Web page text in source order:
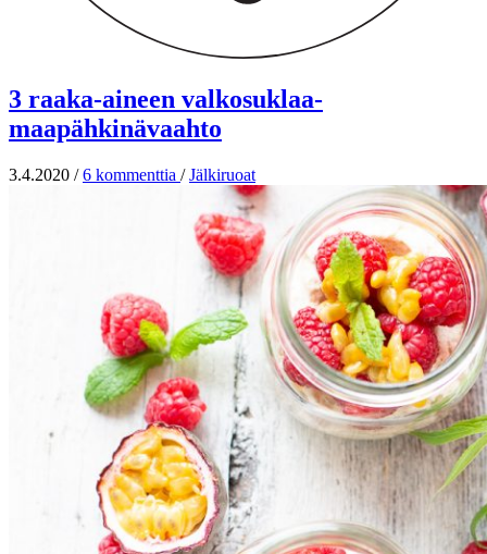
3 raaka-aineen valkosuklaa-
maapähkinävaahto
3.4.2020 / 6 kommenttia / Jälkiruoat